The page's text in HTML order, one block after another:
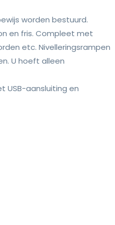
worden bestuurd.
en fris. Compleet met
etc. Nivelleringsrampen
U hoeft alleen
USB-aansluiting en